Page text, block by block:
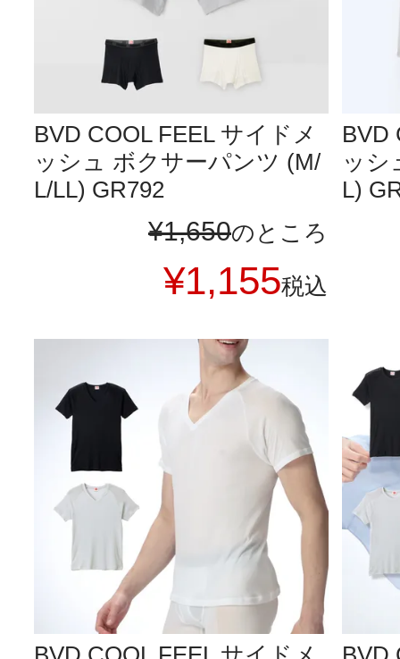
BVD COOL FEEL サイドメ
ッシュ ボクサーパンツ (M/
L/LL) GR792
¥1,650のところ
¥1,155税込
BVD
ッシ
L)